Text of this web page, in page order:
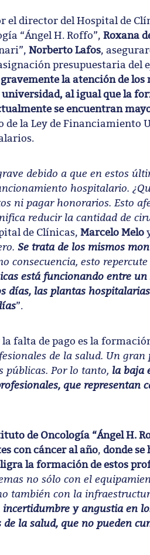
director del Hospital de
“Ángel H. Roffo”, Roxana
Norberto Lafos,
presupuestaria del
la atención de los
al igual que la
se encuentran
de la Ley de Financiamiento
debido a que en estos
hospitalario.
ni pagar honorarios. Esto
reducir la cantidad de
de Clínicas, Marcelo Melo
Se trata de los mismos
consecuencia, esto
está funcionando entre un
días, las plantas
”.
falta de pago es la
de la salud. Un gran
públicas. Por lo tanto, la baja
que representan
de Oncología “Ángel H.
con cáncer al año, donde
la formación de estos
no sólo con el
también con la
y angustia en
la salud, que no pueden